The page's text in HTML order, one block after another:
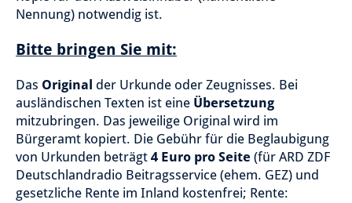
Nennung) notwendig ist.
Bitte bringen Sie mit:
Das Original der Urkunde oder Zeugnisses. Bei
ausländischen Texten ist eine Übersetzung
mitzubringen. Das jeweilige Original wird im
Bürgeramt kopiert. Die Gebühr für die Beglaubigung
von Urkunden beträgt 4 Euro pro Seite (für ARD ZDF
Deutschlandradio Beitragsservice (ehem. GEZ) und
gesetzliche Rente im Inland kostenfrei; Rente: